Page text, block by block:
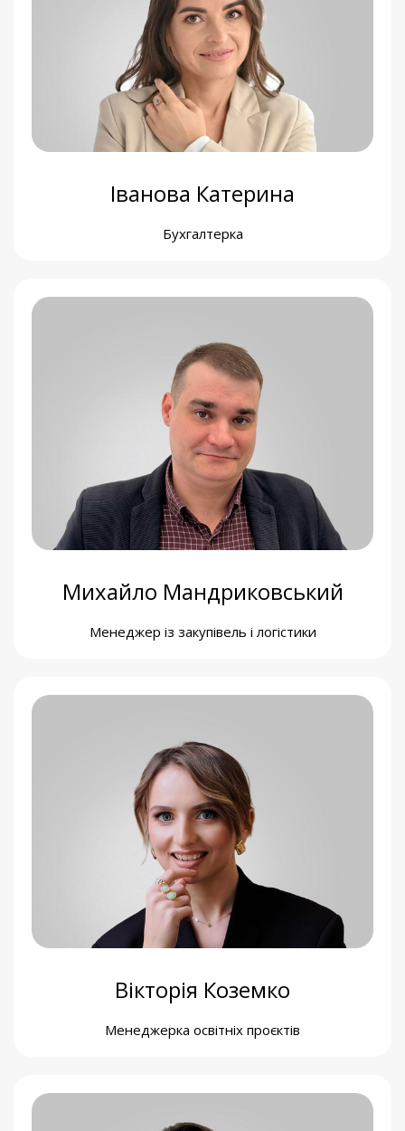
Іванова Катерина
Бухгалтерка
Михайло Мандриковський
Менеджер із закупівель і логістики
Михайло Мандриковський
Менеджер із закупівель і логістики
Вікторія Коземко
Менеджерка освітніх проєктів
Вікторія Коземко
Менеджерка освітніх проєктів
Алла Лутай
Фінансова менеджерка